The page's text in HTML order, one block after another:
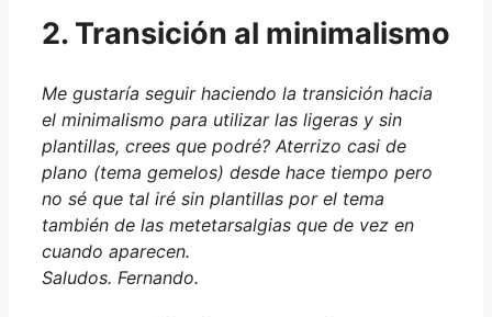
2. Transición al minimalismo
Me gustaría seguir haciendo la transición hacia
el minimalismo para utilizar las ligeras y sin
plantillas, crees que podré? Aterrizo casi de
plano (tema gemelos) desde hace tiempo pero
no sé que tal iré sin plantillas por el tema
también de las metetarsalgias que de vez en
cuando aparecen.
Saludos. Fernando.